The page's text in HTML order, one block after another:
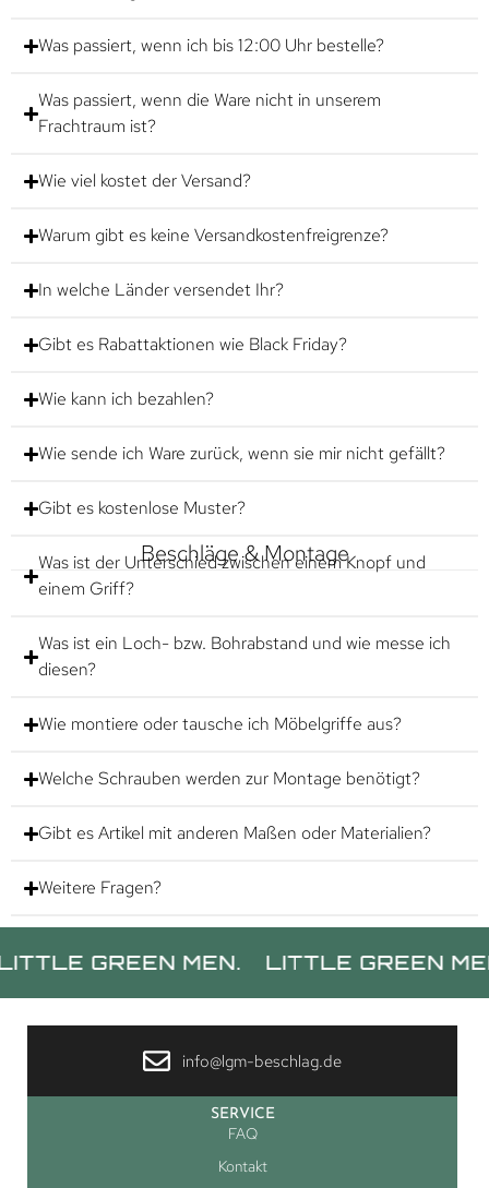
Was passiert, wenn ich bis 12:00 Uhr bestelle?
Was passiert, wenn die Ware nicht in unserem
Frachtraum ist?
Wie viel kostet der Versand?
Warum gibt es keine Versandkostenfreigrenze?
In welche Länder versendet Ihr?
Gibt es Rabattaktionen wie Black Friday?
Wie kann ich bezahlen?
Wie sende ich Ware zurück, wenn sie mir nicht gefällt?
Gibt es kostenlose Muster?
Beschläge & Montage
Was ist der Unterschied zwischen einem Knopf und
einem Griff?
Was ist ein Loch- bzw. Bohrabstand und wie messe ich
diesen?
Wie montiere oder tausche ich Möbelgriffe aus?
Welche Schrauben werden zur Montage benötigt?
Gibt es Artikel mit anderen Maßen oder Materialien?
Weitere Fragen?
GREEN MEN. LITTLE GREEN MEN.
info@lgm-beschlag.de
SERVICE
FAQ
Kontakt